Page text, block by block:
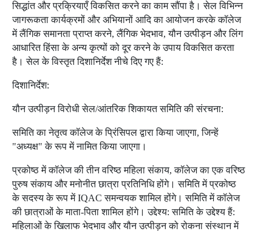
सिद्धांत और प्रक्रियाएँ विकसित करने का काम सौंपा है। सेल विभिन्न
जागरूकता कार्यक्रमों और अभियानों आदि का आयोजन करके कॉलेज
में लैंगिक समानता प्राप्त करने, लैंगिक भेदभाव, यौन उत्पीड़न और लिंग
आधारित हिंसा के अन्य कृत्यों को दूर करने के उपाय विकसित करता
है। सेल के विस्तृत दिशानिर्देश नीचे दिए गए हैं:
दिशानिर्देश:
यौन उत्पीड़न विरोधी सेल/आंतरिक शिकायत समिति की संरचना:
समिति का नेतृत्व कॉलेज के प्रिंसिपल द्वारा किया जाएगा, जिन्हें
"अध्यक्ष" के रूप में नामित किया जाएगा।
प्रकोष्ठ में कॉलेज की तीन वरिष्ठ महिला संकाय, कॉलेज का एक वरिष्ठ
पुरुष संकाय और मनोनीत छात्रा प्रतिनिधि होंगे। समिति में प्रकोष्ठ
के सदस्य के रूप में IQAC समन्वयक शामिल होंगे। समिति में कॉलेज
की छात्राओं के माता-पिता शामिल होंगे। उद्देश्य: समिति के उद्देश्य हैं:
महिलाओं के खिलाफ भेदभाव और यौन उत्पीड़न को रोकना संस्थान में